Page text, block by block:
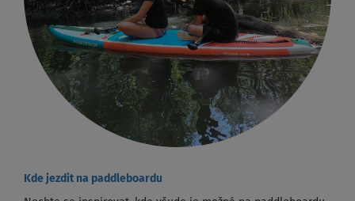
Kde jezdit na paddleboardu